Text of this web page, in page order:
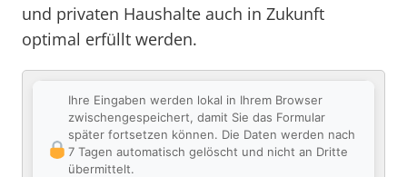
und privaten Haushalte auch in Zukunft
optimal erfüllt werden.
Ihre Eingaben werden lokal in Ihrem Browser
zwischengespeichert, damit Sie das Formular
später fortsetzen können. Die Daten werden nach
7 Tagen automatisch gelöscht und nicht an Dritte
übermittelt.